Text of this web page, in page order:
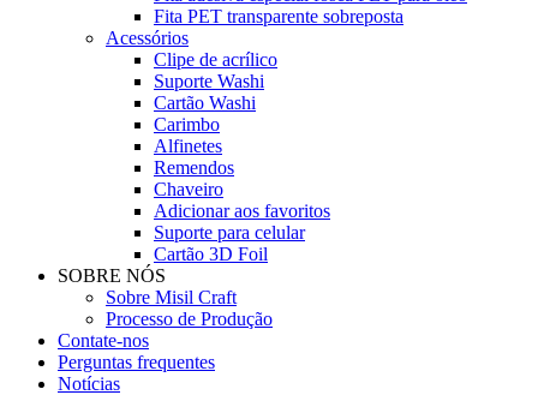
Fita PET transparente sobreposta
Acessórios
Clipe de acrílico
Suporte Washi
Cartão Washi
Carimbo
Alfinetes
Remendos
Chaveiro
Adicionar aos favoritos
Suporte para celular
Cartão 3D Foil
SOBRE NÓS
Sobre Misil Craft
Processo de Produção
Contate-nos
Perguntas frequentes
Notícias